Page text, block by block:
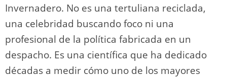
Invernadero. No es una tertuliana reciclada,
una celebridad buscando foco ni una
profesional de la política fabricada en un
despacho. Es una científica que ha dedicado
décadas a medir cómo uno de los mayores